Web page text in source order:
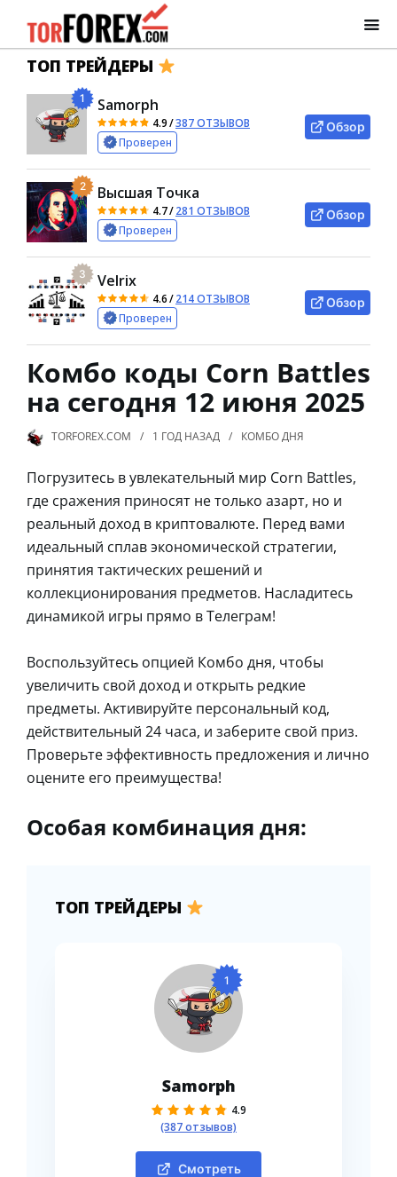
ТОП ТРЕЙДЕРЫ
1 Samorph
4.9/387 ОТЗЫВОВ
Проверен
Обзор
2 Высшая Точка
4.7/281 ОТЗЫВОВ
Проверен
Обзор
3 Velrix
4.6/214 ОТЗЫВОВ
Проверен
Обзор
Комбо коды Corn Battles
на сегодня 12 июня 2025
TORFOREX.COM 1 ГОД НАЗАД КОМБО ДНЯ
Погрузитесь в увлекательный мир Corn Battles,
где сражения приносят не только азарт, но и
реальный доход в криптовалюте. Перед вами
идеальный сплав экономической стратегии,
принятия тактических решений и
коллекционирования предметов. Насладитесь
динамикой игры прямо в Телеграм!
Воспользуйтесь опцией Комбо дня, чтобы
увеличить свой доход и открыть редкие
предметы. Активируйте персональный код,
действительный 24 часа, и заберите свой приз.
Проверьте эффективность предложения и лично
оцените его преимущества!
Особая комбинация дня:
ТОП ТРЕЙДЕРЫ
1
Samorph
4.9
(387 отзывов)
Смотреть